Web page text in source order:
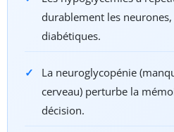
durablement les
diabétiques.
La neuroglycopénie
cerveau) perturbe la
décision.